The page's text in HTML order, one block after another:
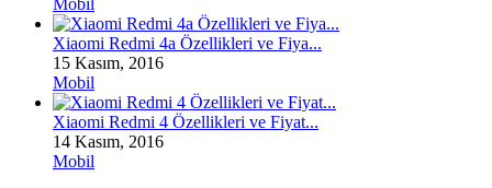
Mobil
Xiaomi Redmi 4a Özellikleri ve Fiya...
15 Kasım, 2016
Mobil
Xiaomi Redmi 4 Özellikleri ve Fiyat...
14 Kasım, 2016
Mobil